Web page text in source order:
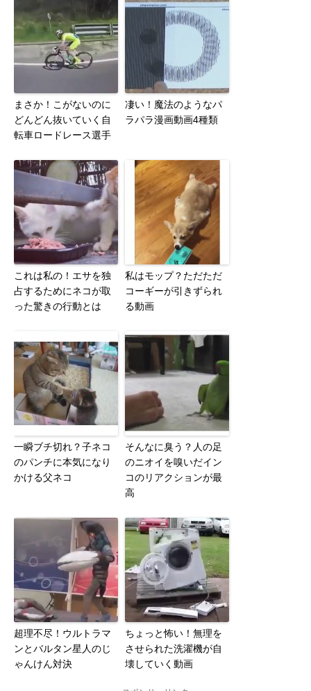
まさか！こがないのに
どんどん抜いていく自
転車ロードレース選手
凄い！魔法のようなパ
ラパラ漫画動画4種類
これは私の！エサを独
占するためにネコが取
った驚きの行動とは
私はモップ？ただただ
コーギーが引きずられ
る動画
一瞬ブチ切れ？子ネコ
のパンチに本気になり
かける父ネコ
そんなに臭う？人の足
のニオイを嗅いだイン
コのリアクションが最
高
超理不尽！ウルトラマ
ンとバルタン星人のじ
ゃんけん対決
ちょっと怖い！無理を
させられた洗濯機が自
壊していく動画